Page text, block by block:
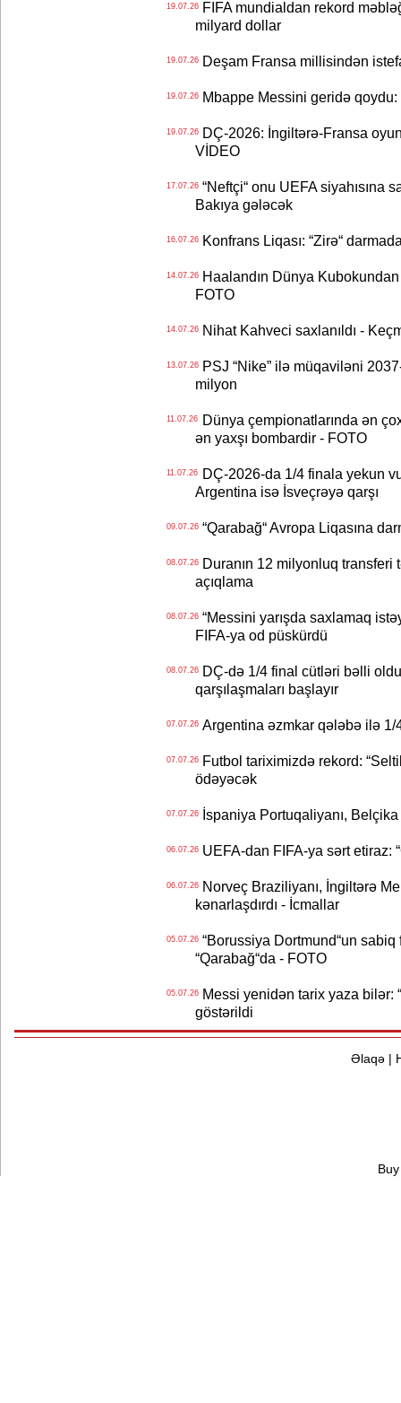
19.07.26FIFA mundialdan rekord
milyard dollar
19.07.26Deşam Fransa millisindən
19.07.26Mbappe Messini geridə qoydu:
19.07.26DÇ-2026: İngiltərə-Fransa
VİDEO
17.07.26“Neftçi“ onu UEFA siyahısına
Bakıya gələcək
16.07.26Konfrans Liqası: “Zirə“
14.07.26Haalandın Dünya Kubokundan
FOTO
14.07.26Nihat Kahveci saxlanıldı -
13.07.26PSJ “Nike” ilə müqaviləni
milyon
11.07.26Dünya çempionatlarında ən
ən yaxşı bombardir - FOTO
11.07.26DÇ-2026-da 1/4 finala yekun
Argentina isə İsveçrəyə qarşı
09.07.26“Qarabağ“ Avropa Liqasına
08.07.26Duranın 12 milyonluq transferi
açıqlama
08.07.26“Messini yarışda saxlamaq
FIFA-ya od püskürdü
08.07.26DÇ-də 1/4 final cütləri bəlli
qarşılaşmaları başlayır
07.07.26Argentina əzmkar qələbə ilə 1/
07.07.26Futbol tariximizdə rekord:
ödəyəcək
07.07.26İspaniya Portuqaliyanı, Belçika
06.07.26UEFA-dan FIFA-ya sərt etiraz:
06.07.26Norveç Braziliyanı, İngiltərə
kənarlaşdırdı - İcmallar
05.07.26“Borussiya Dortmund“un sabiq
“Qarabağ“da - FOTO
05.07.26Messi yenidən tarix yaza bilər:
göstərildi
Əlaqə|